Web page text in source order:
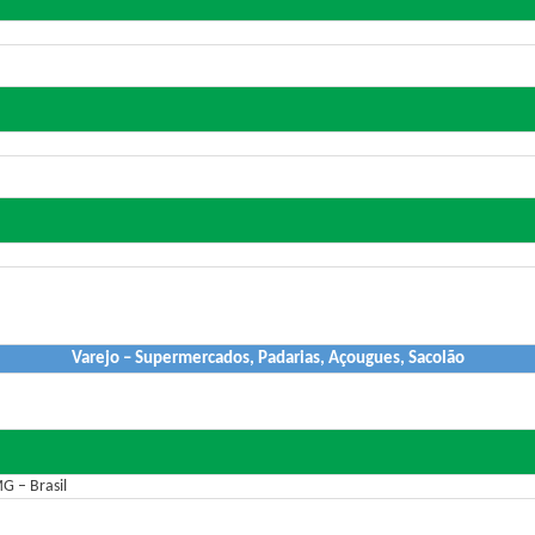
Varejo – Supermercados, Padarias, Açougues, Sacolão
– Brasil